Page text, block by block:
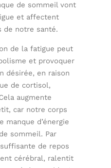
de sommeil vont
et affectent
de notre santé.
de la fatigue peut
et provoquer
désirée, en raison
de cortisol,
augmente
car notre corps
manque d’énergie
sommeil. Par
de repos
cérébral, ralentit